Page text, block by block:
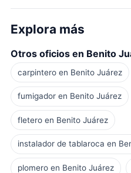
Explora más
Otros oficios en Benito
carpintero en Benito Juárez
fumigador en Benito Juárez
fletero en Benito Juárez
instalador de tablaroca en
plomero en Benito Juárez